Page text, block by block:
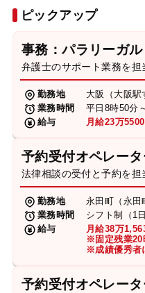
ピックアップ
事務：パラリーガル
弁護士のサポート業務を担
勤務地
大阪（大阪駅
業務時間
平日8時50分
給与
月給23万
予約受付オペレータ
法律相談の受付と予約を担
勤務地
永田町（永田
業務時間
シフト制（1
給与
月給38万
※固定残業20
※成績優秀者
予約受付オペレータ